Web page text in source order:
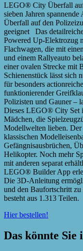
LEGO® City Überfall
sieben Jahren
Überfall auf den
geeignet Das
Powered Up-Elektrozug
Flachwagen, die mit
und einem Rallyeauto
einer ovalen Strecke mit
Schienenstück lässt sich
für besonders
funktionierender
Polizisten und Gauner –
Dieses LEGO® City Set
Mädchen, die
Modellwelten lieben.
klassischen
Gefängnisausbrüchen,
Helikopter. Noch mehr
mit anderen separat
LEGO® Builder App
Die 3D-Anleitung
und den Baufortschritt zu
besteht aus 1.313 Teilen.
Hier bestellen!
Das könnte Sie